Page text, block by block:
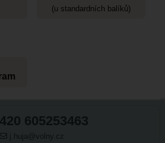
(u standardních balíků)
605253463
j.huja@volny.cz